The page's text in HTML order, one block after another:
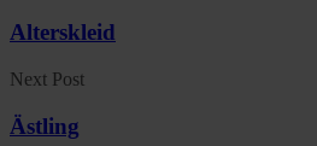
Alterskleid
Next Post
Ästling